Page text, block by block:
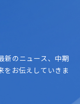
新のニュース、中期
をお伝えしていきま